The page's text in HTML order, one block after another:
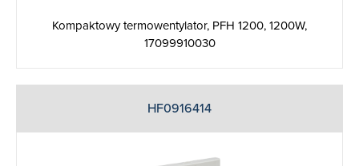
Kompaktowy termowentylator, PFH 1200, 1200W,
17099910030
HF0916414